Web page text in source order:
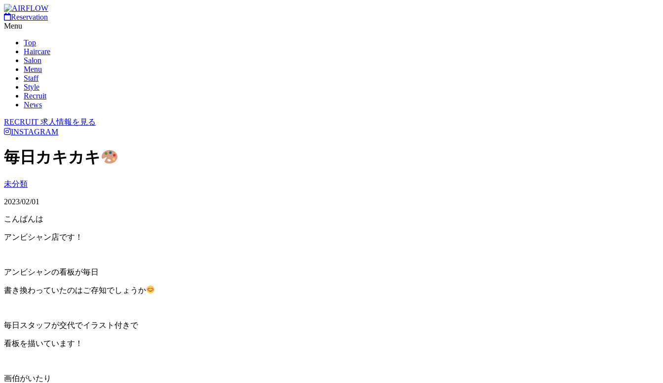
Reservation
Menu
Top
Haircare
Salon
Menu
Staff
Style
Recruit
News
RECRUIT 求人情報を見る
INSTAGRAM
毎日カキカキ
未分類
2023/02/01
こんばんは
アンビシャン店です！
アンビシャンの看板が毎日
書き換わっていたのはご存知でしょうか
毎日スタッフが交代でイラスト付きで
看板を描いています！
画伯がいたり